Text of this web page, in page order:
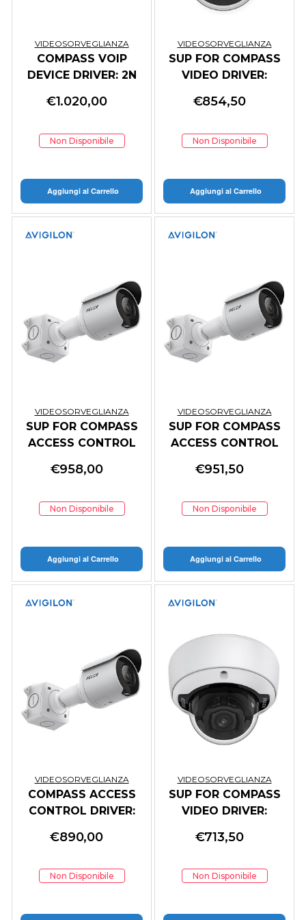
VIDEOSORVEGLIANZA
COMPASS VOIP
DEVICE DRIVER: 2N
€1.020,00
Non Disponibile
Aggiungi al Carrello
VIDEOSORVEGLIANZA
SUP FOR COMPASS
VIDEO DRIVER:
RECORDERS
€854,50
Non Disponibile
Aggiungi al Carrello
VIDEOSORVEGLIANZA
SUP FOR COMPASS
ACCESS CONTROL
ABLOY
€958,00
Non Disponibile
Aggiungi al Carrello
VIDEOSORVEGLIANZA
SUP FOR COMPASS
ACCESS CONTROL
ABLOY
€951,50
Non Disponibile
Aggiungi al Carrello
VIDEOSORVEGLIANZA
COMPASS ACCESS
CONTROL DRIVER:
€890,00
Non Disponibile
VIDEOSORVEGLIANZA
SUP FOR COMPASS
VIDEO DRIVER:
SCOPE/
€713,50
Non Disponibile